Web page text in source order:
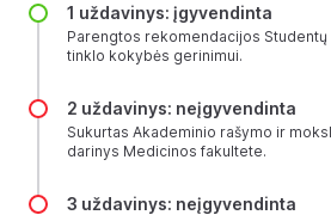
1 uždavinys: įgyvendinta
Parengtos rekomendacijos
tinklo kokybės gerinimui.
2 uždavinys: neįgyvendinta
Sukurtas Akademinio rašymo ir
darinys Medicinos fakultete.
3 uždavinys: neįgyvendinta